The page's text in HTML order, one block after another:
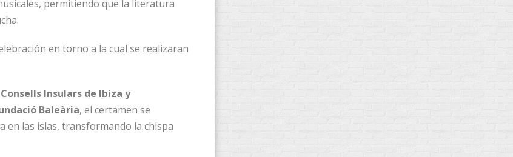
permitiendo que la literatura
en torno a la cual se realizaran
Consells Insulars de Ibiza y
Baleària, el certamen se
en las islas, transformando la chispa